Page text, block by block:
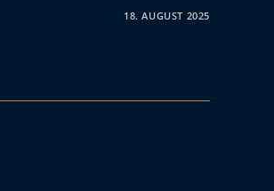
18. AUGUST 2025